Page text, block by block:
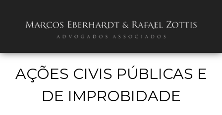
AÇÕES CIVIS PÚBLICAS E
DE IMPROBIDADE